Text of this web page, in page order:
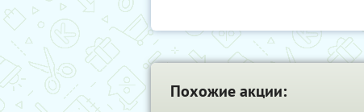
Похожие акции: